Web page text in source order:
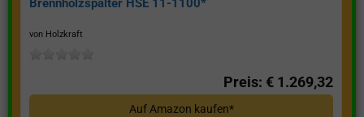
Brennholzspalter HSE 11-1100*
von Holzkraft
Preis: € 1.269,32
Auf Amazon kaufen*